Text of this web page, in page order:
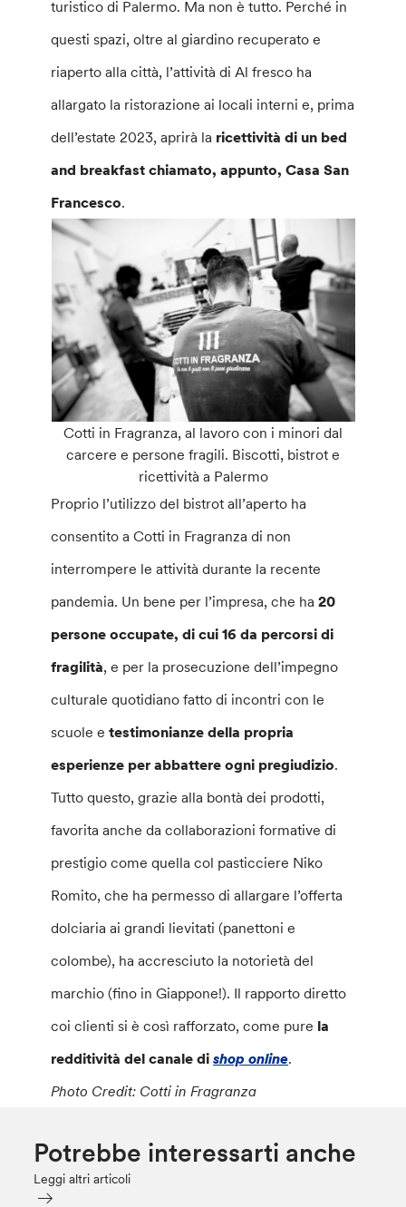
turistico di Palermo. Ma non è tutto. Perché in
questi spazi, oltre al giardino recuperato e
riaperto alla città, l’attività di Al fresco ha
allargato la ristorazione ai locali interni e, prima
dell’estate 2023, aprirà la ricettività di un bed
and breakfast chiamato, appunto, Casa San
Francesco.
Cotti in Fragranza, al lavoro con i minori dal
carcere e persone fragili. Biscotti, bistrot e
ricettività a Palermo
Proprio l’utilizzo del bistrot all’aperto ha
consentito a Cotti in Fragranza di non
interrompere le attività durante la recente
pandemia. Un bene per l’impresa, che ha20
persone occupate, di cui 16 da percorsi di
fragilità, e per la prosecuzione dell’impegno
culturale quotidiano fatto di incontri con le
scuole etestimonianze della propria
esperienze per abbattere ogni pregiudizio.
Tutto questo, grazie alla bontà dei prodotti,
favorita anche da collaborazioni formative di
prestigio come quella col pasticciere Niko
Romito, che ha permesso di allargare l’offerta
dolciaria ai grandi lievitati (panettoni e
colombe), ha accresciuto la notorietà del
marchio (fino in Giappone!). Il rapporto diretto
coi clienti si è così rafforzato, come pure la
redditività del canale dishop online.
Photo Credit: Cotti in Fragranza
Potrebbe interessarti anche
Leggi altri articoli